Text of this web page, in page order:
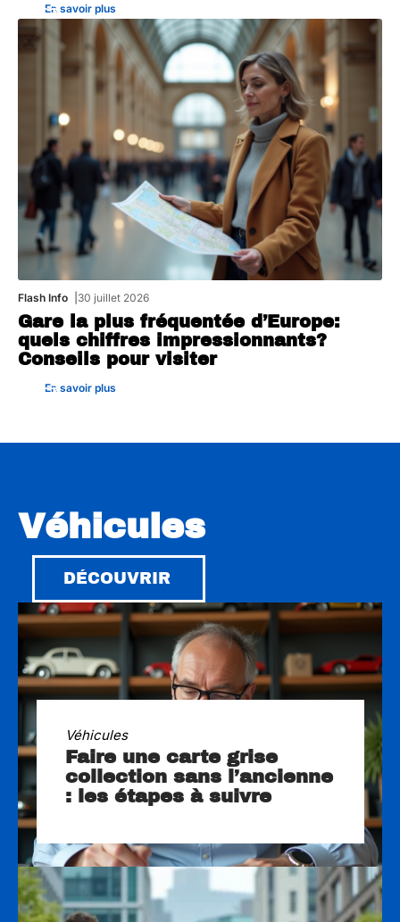
En savoir plus
Flash Info 30 juillet 2026
Gare la plus fréquentée d’Europe:
quels chiffres impressionnants?
Conseils pour visiter
En savoir plus
Véhicules
DÉCOUVRIR
Véhicules
Faire une carte grise
collection sans l’ancienne
: les étapes à suivre